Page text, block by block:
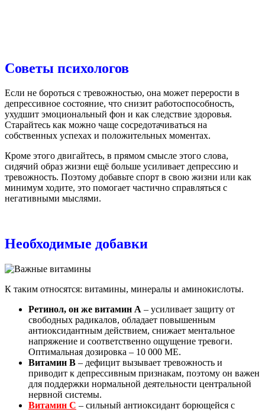
Советы психологов
Если не бороться с тревожностью, она может перерости в
депрессивное состояние, что снизит работоспособность,
ухудшит эмоциональный фон и как следствие здоровья.
Старайтесь как можно чаще сосредотачиваться на
собственных успехах и положительных моментах.
Кроме этого двигайтесь, в прямом смысле этого слова,
сидячий образ жизни ещё больше усиливает депрессию и
тревожность. Поэтому добавьте спорт в свою жизни или как
минимум ходите, это помогает частично справляться с
негативными мыслями.
Необходимые добавки
К таким относятся: витамины, минералы и аминокислоты.
Ретинол, он же витамин А – усиливает защиту от
свободных радикалов, обладает повышенным
антиоксидантным действием, снижает ментальное
напряжение и соответственно ощущение тревоги.
Оптимальная дозировка – 10 000 МЕ.
Витамин В – дефицит вызывает тревожность и
приводит к депрессивным признакам, поэтому он важен
для поддержки нормальной деятельности центральной
нервной системы.
Витамин С – сильный антиоксидант борющейся с